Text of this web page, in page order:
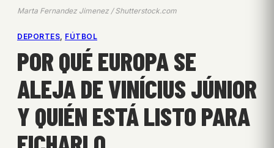
Marta Fernandez Jimenez / Shutterstock.com
DEPORTES FÚTBOL
POR QUÉ EUROPA SE
ALEJA DE VINÍCIUS JÚNIOR
Y QUIÉN ESTÁ LISTO PARA